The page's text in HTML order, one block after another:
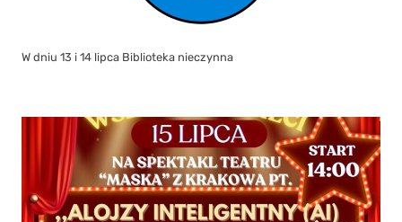
W dniu 13 i 14 lipca Biblioteka nieczynna